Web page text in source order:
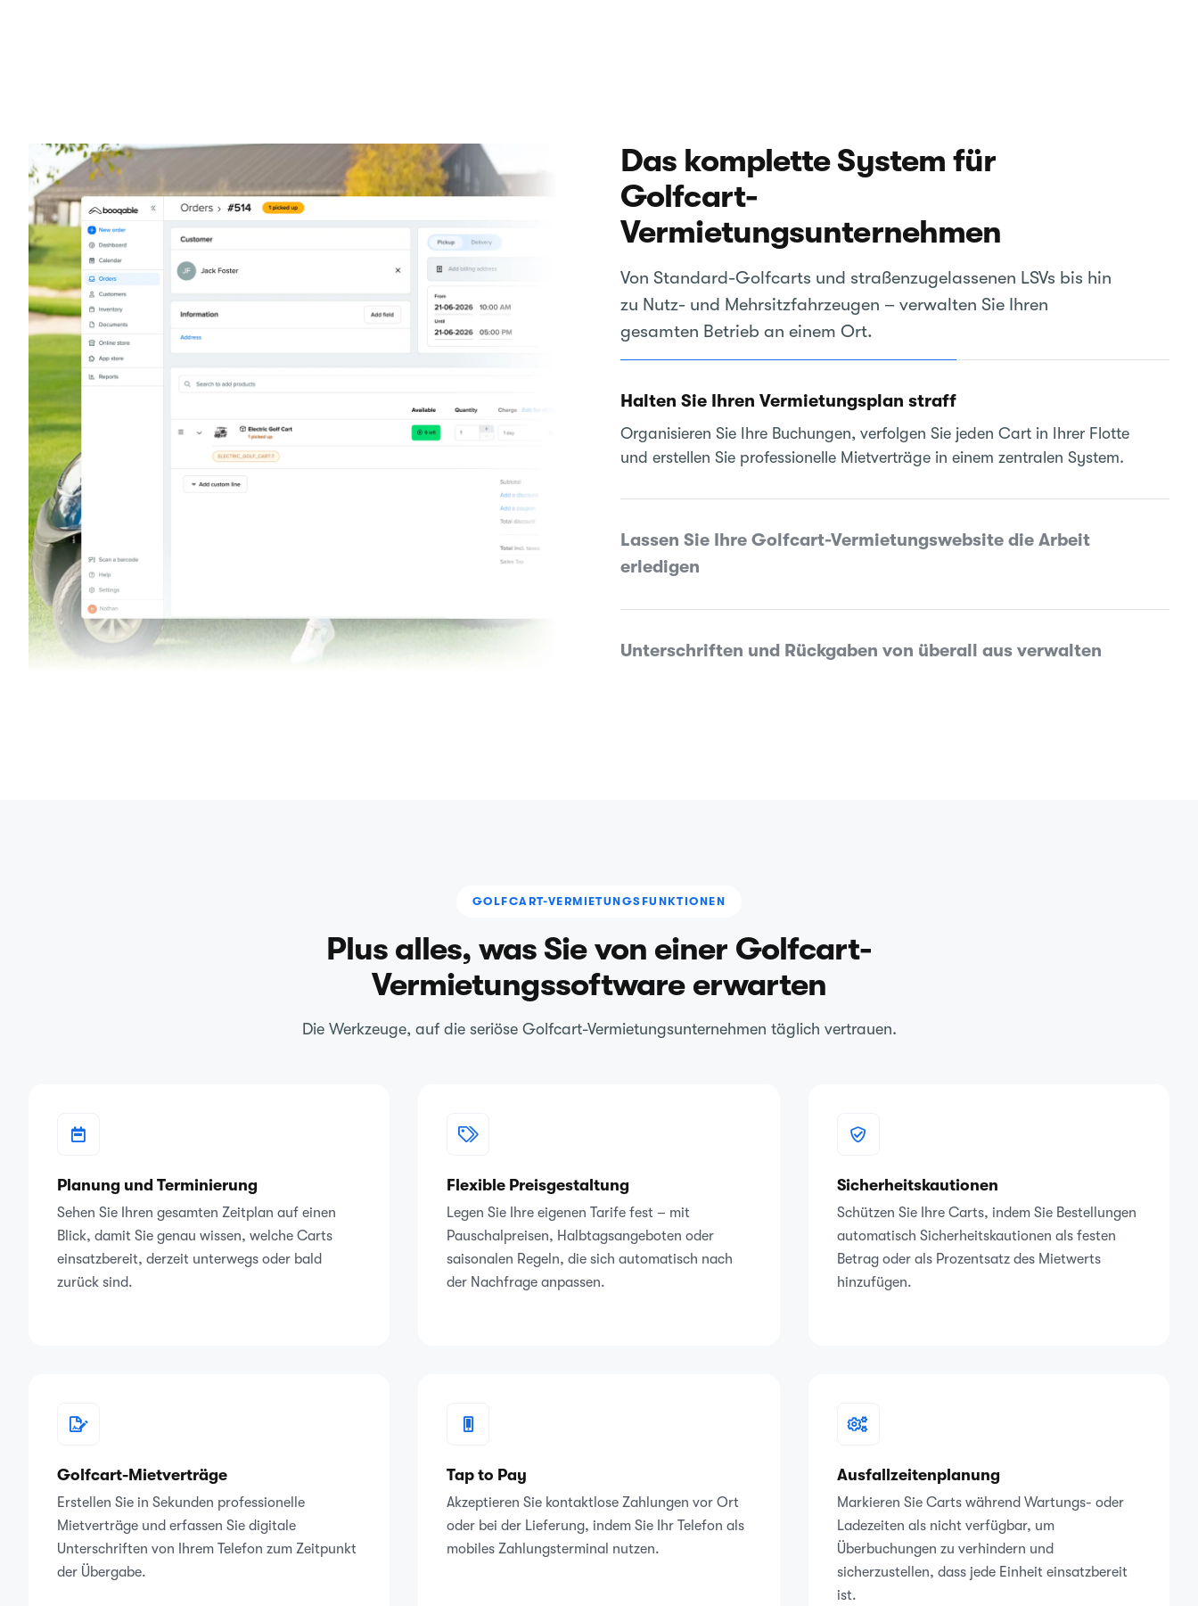
Das komplette System für
Golfcart-
Vermietungsunternehmen
Von Standard-Golfcarts und straßenzugelassenen LSVs bis hin
zu Nutz- und Mehrsitzfahrzeugen – verwalten Sie Ihren
gesamten Betrieb an einem Ort.
Halten Sie Ihren Vermietungsplan straff
Organisieren Sie Ihre Buchungen, verfolgen Sie jeden Cart in Ihrer Flotte
und erstellen Sie professionelle Mietverträge in einem zentralen System.
Lassen Sie Ihre Golfcart-Vermietungswebsite die Arbeit
erledigen
Unterschriften und Rückgaben von überall aus verwalten
GOLFCART-VERMIETUNGSFUNKTIONEN
Plus alles, was Sie von einer Golfcart-
Vermietungssoftware erwarten
Die Werkzeuge, auf die seriöse Golfcart-Vermietungsunternehmen täglich vertrauen.
Planung und Terminierung
Sehen Sie Ihren gesamten Zeitplan auf einen
Blick, damit Sie genau wissen, welche Carts
einsatzbereit, derzeit unterwegs oder bald
zurück sind.
Flexible Preisgestaltung
Legen Sie Ihre eigenen Tarife fest – mit
Pauschalpreisen, Halbtagsangeboten oder
saisonalen Regeln, die sich automatisch nach
der Nachfrage anpassen.
Sicherheitskautionen
Schützen Sie Ihre Carts, indem Sie Bestellungen
automatisch Sicherheitskautionen als festen
Betrag oder als Prozentsatz des Mietwerts
hinzufügen.
Golfcart-Mietverträge
Erstellen Sie in Sekunden professionelle
Mietverträge und erfassen Sie digitale
Unterschriften von Ihrem Telefon zum Zeitpunkt
der Übergabe.
Tap to Pay
Akzeptieren Sie kontaktlose Zahlungen vor Ort
oder bei der Lieferung, indem Sie Ihr Telefon als
mobiles Zahlungsterminal nutzen.
Ausfallzeitenplanung
Markieren Sie Carts während Wartungs- oder
Ladezeiten als nicht verfügbar, um
Überbuchungen zu verhindern und
sicherzustellen, dass jede Einheit einsatzbereit
ist.